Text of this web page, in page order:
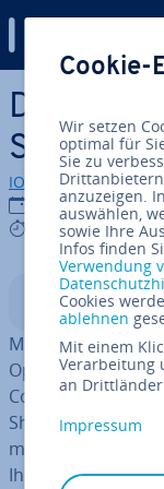
Zum Haupt­in­halt
Die 6
Shop-
IONOS Redaktion
25.03.2025
9 mins
Mit einem
Open-Source-
Commerce-
Shop­sys­tem
mehr Fle­xi­bi­li­tät
Ihres eigenen
Cookie-
Wir setzen
optimal für
Sie zu
anzuzeigen.
auswählen,
sowie Ihre
Infos finden
Verwendung
Cookies
ablehnen
Mit einem
Verarbeitung
an
Impressum